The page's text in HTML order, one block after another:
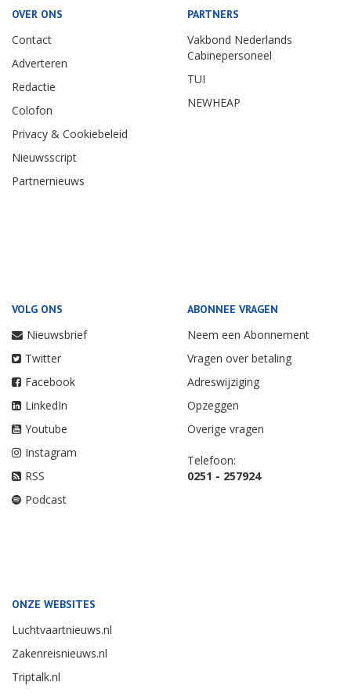
OVER ONS
Contact
Adverteren
Redactie
Colofon
Privacy & Cookiebeleid
Nieuwsscript
Partnernieuws
PARTNERS
Vakbond Nederlands
Cabinepersoneel
TUI
NEWHEAP
VOLG ONS
Nieuwsbrief
Twitter
Facebook
LinkedIn
Youtube
Instagram
RSS
Podcast
ABONNEE VRAGEN
Neem een Abonnement
Vragen over betaling
Adreswijziging
Opzeggen
Overige vragen
Telefoon:
0251 - 257924
ONZE WEBSITES
Luchtvaartnieuws.nl
Zakenreisnieuws.nl
Triptalk.nl